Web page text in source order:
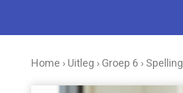
Home › Uitleg › Groep 6 › Spelling